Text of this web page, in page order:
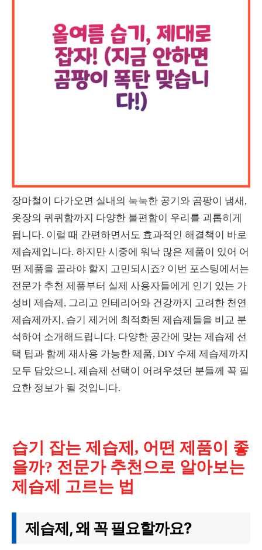
장마철이 다가오면 실내의 눅눅한 공기와 곰팡이 냄새,
옷장의 퀴퀴함까지 다양한 불편함이 우리를 괴롭히게
됩니다. 이럴 때 간편하면서도 효과적인 해결책이 바로
제습제입니다. 하지만 시중에 워낙 많은 제품이 있어 어
떤 제품을 골라야 할지 고민되시죠? 이번 포스팅에서는
전문가 추천 제품부터 실제 사용자들에게 인기 있는 가
성비 제습제, 그리고 인테리어와 건강까지 고려한 천연
제습제까지, 습기 제거에 최적화된 제습제들을 비교 분
석하여 소개해드립니다. 다양한 공간에 맞는 제습제 선
택 팁과 함께 재사용 가능한 제품, DIY 수제 제습제까지
모두 담았으니, 제습제 선택이 어려우셨던 분들께 꼭 필
요한 정보가 될 것입니다.
습기 잡는 제습제, 어떤 제품이 좋
을까? 전문가 추천으로 알아보는
제습제 고르는 법
제습제, 왜 꼭 필요할까요?